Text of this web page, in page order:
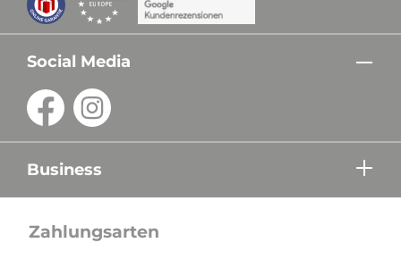
Social Media
Business
Zahlungsarten